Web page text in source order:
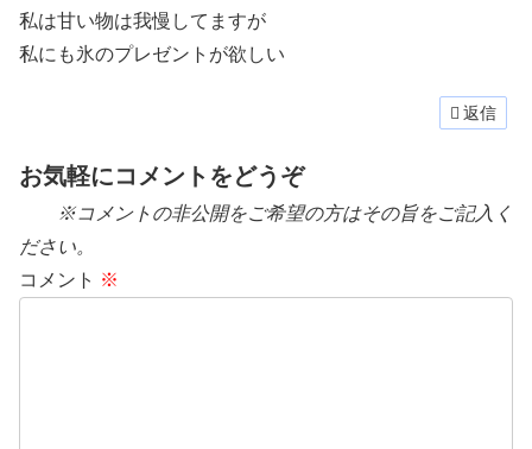
私は甘い物は我慢してますが
私にも氷のプレゼントが欲しい
返信
お気軽にコメントをどうぞ
※コメントの非公開をご希望の方はその旨をご記入く
ださい。
コメント ※